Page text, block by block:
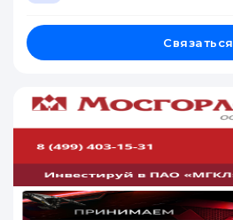
Связаться